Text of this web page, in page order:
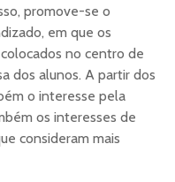
promove-se o
em que os
no centro de
dos alunos. A partir dos
o interesse pela
os interesses de
consideram mais